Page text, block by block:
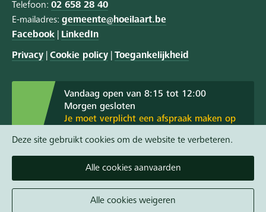
Telefoon: 02 658 28 40
E-mailadres: gemeente@hoeilaart.be
Facebook
LinkedIn
Privacy Cookie policy Toegankelijkheid
Vandaag open van 8:15 tot 12:00
Morgen gesloten
Je moet verplicht een afspraak maken op
donderdagavond. Dat doe je via de gele
knop.
Alle openingsuren
Deze site gebruikt cookies om de website te verbeteren.
Alle cookies weigeren
Alle cookies aanvaarden